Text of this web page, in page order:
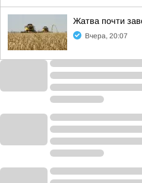
Жатва почти
Вчера, 20:07